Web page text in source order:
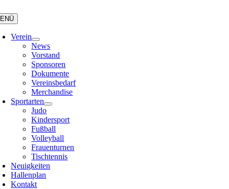
Inhalt
springen
Verein
News
Vorstand
Sponsoren
Dokumente
Vereinsbedarf
Merchandise
Sportarten
Judo
Kindersport
Fußball
Volleyball
Frauenturnen
Tischtennis
Neuigkeiten
Hallenplan
Kontakt